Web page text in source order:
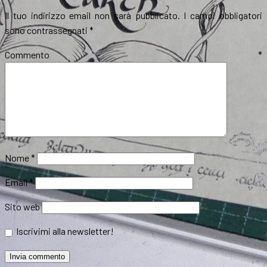
Il tuo indirizzo email non sarà pubblicato. I campi obbligatori
sono contrassegnati *
Commento *
Nome*
Email*
Sito web
Iscrivimi alla newsletter!